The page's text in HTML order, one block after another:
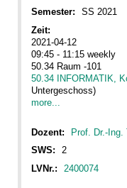
Semester:
SS 2021
Zeit:
2021-04-12
09:45 - 11:15 weekly
50.34 Raum -101
50.34 INFORMATIK,
Untergeschoss)
more...
Dozent:
Prof. Dr.-Ing.
SWS:
2
LVNr.:
2400074